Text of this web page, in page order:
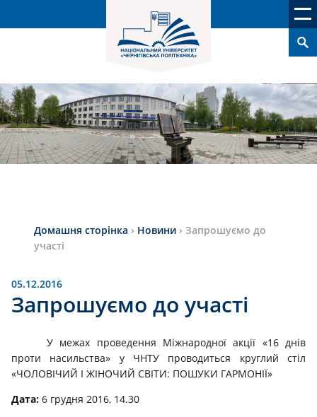
Домашня сторінка › Новини › Запрошуємо до
участі
05.12.2016
Запрошуємо до участі
У межах проведення Міжнародної акції «16 днів
проти насильства» у ЧНТУ проводиться круглий стіл
«ЧОЛОВІЧИЙ І ЖІНОЧИЙ СВІТИ: ПОШУКИ ГАРМОНІЇ»
Дата: 6 грудня 2016, 14.30